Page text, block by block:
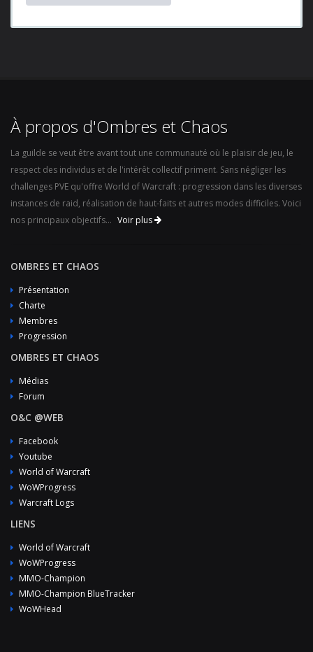
À propos d'Ombres et Chaos
La guilde se veut être avant tout une communauté où le plaisir de jeu, le
respect des individus et de l'intérêt collectif priment. Sans négliger les
challenges PVE qu'offre World of Warcraft : progression dans les diverses
instances de raid, réalisation de haut-faits et autres modes difficiles. Voici
nos principaux objectifs... Voir plus
OMBRES ET CHAOS
Présentation
Charte
Membres
Progression
OMBRES ET CHAOS
Médias
Forum
O&C @WEB
Facebook
Youtube
World of Warcraft
WoWProgress
Warcraft Logs
LIENS
World of Warcraft
WoWProgress
MMO-Champion
MMO-Champion BlueTracker
WoWHead